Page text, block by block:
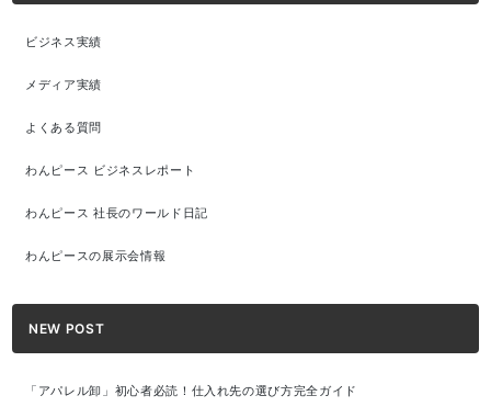
ビジネス実績
メディア実績
よくある質問
わんピース ビジネスレポート
わんピース 社長のワールド日記
わんピースの展示会情報
NEW POST
「アパレル卸」初心者必読！仕入れ先の選び方完全ガイド